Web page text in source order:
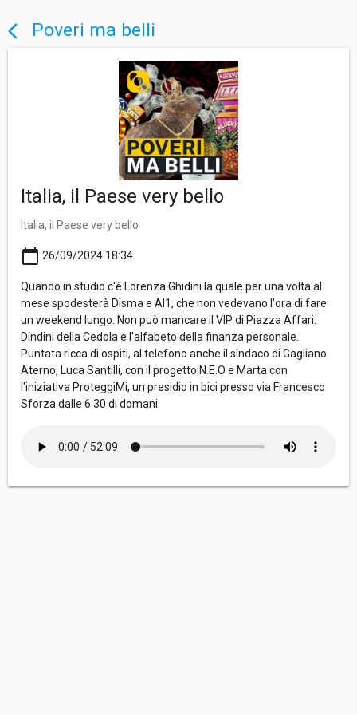
arrow_back_ios Poveri ma belli
Italia, il Paese very bello
Italia, il Paese very bello
calendar_today 26/09/2024 18:34
Quando in studio c'è Lorenza Ghidini la quale per una volta al
mese spodesterà Disma e Al1, che non vedevano l'ora di fare
un weekend lungo. Non può mancare il VIP di Piazza Affari:
Dindini della Cedola e l'alfabeto della finanza personale.
Puntata ricca di ospiti, al telefono anche il sindaco di Gagliano
Aterno, Luca Santilli, con il progetto N.E.O e Marta con
l'iniziativa ProteggiMi, un presidio in bici presso via Francesco
Sforza dalle 6:30 di domani.